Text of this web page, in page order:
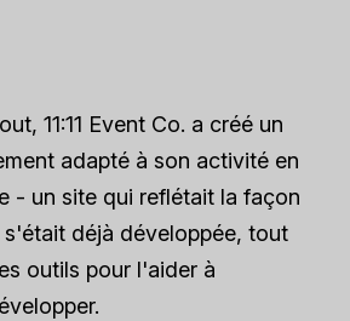
11:11 Event Co. a créé un
adapté à son activité en
- un site qui reflétait la façon
déjà développée, tout
outils pour l'aider à